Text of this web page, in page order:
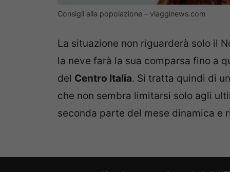
Consigli alla popolazione – viagginews.com
La situazione non riguarderà solo il
la neve farà la sua comparsa fino a
del Centro Italia. Si tratta quindi di
che non sembra limitarsi solo agli
seconda parte del mese dinamica e